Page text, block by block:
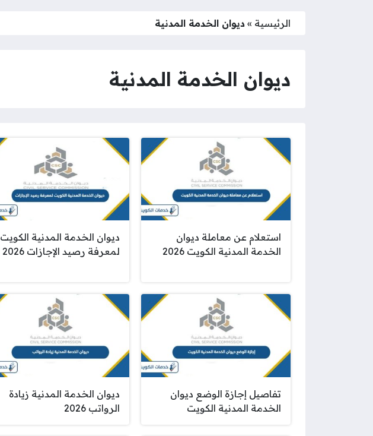
الرئيسية »ديوان الخدمة المدنية
ديوان الخدمة المدنية
استعلام عن معاملة ديوان
الخدمة المدنية الكويت 2026
ديوان الخدمة المدنية الكويت
لمعرفة رصيد الإجازات 2026
تفاصيل إجازة الوضع ديوان
الخدمة المدنية الكويت
ديوان الخدمة المدنية زيادة
الرواتب 2026